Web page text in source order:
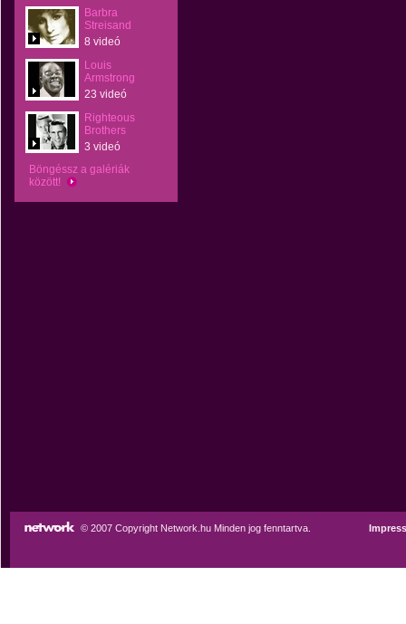
Barbra
Streisand
8 videó
Louis
Armstrong
23 videó
Righteous
Brothers
3 videó
Böngéssz a galériák
között!
© 2007 Copyright Network.hu Minden jog fenntartva.